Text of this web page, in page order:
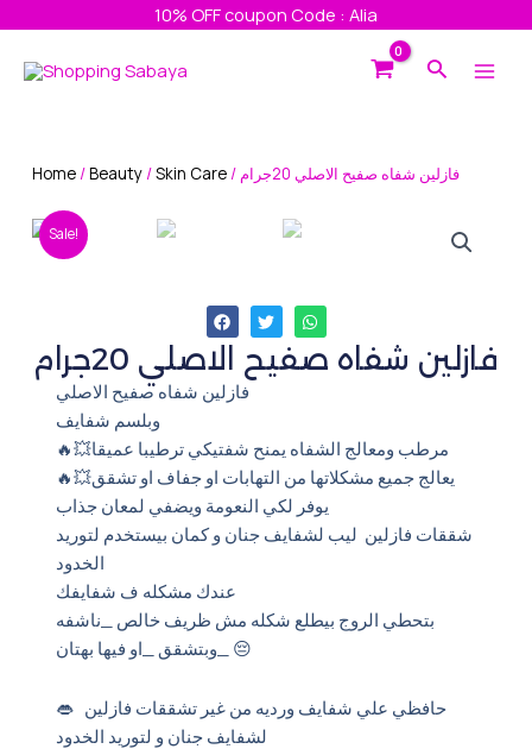
content
10% OFF coupon Code : Alia
Search
فازلين شفاه صفيح الاصلي 20جرام
فازلين شفاه صفيح الاصلي
وبلسم شفايف
🔥💥مرطب ومعالج الشفاه يمنح شفتيكي ترطيبا عميقا
🔥💥يعالج جميع مشكلاتها من التهابات او جفاف او تشقق
يوفر لكي النعومة ويضفي لمعان جذاب
شققات فازلين ليب لشفايف جنان و كمان بيستخدم لتوريد
الخدود
عندك مشكله ف شفايفك
بتحطي الروج بيطلع شكله مش ظريف خالص _ناشفه
وبتشقق _او فيها بهتان_ 😔
👄 حافظي علي شفايف ورديه من غير تشققات فازلين
لشفايف جنان و لتوريد الخدود
Home/Beauty/Skin Care / فازلين شفاه صفيح الاصلي 20جرام
Sale!